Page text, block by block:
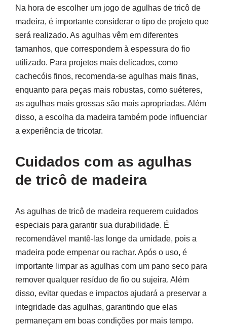
Na hora de escolher um jogo de agulhas de tricô de
madeira, é importante considerar o tipo de projeto que
será realizado. As agulhas vêm em diferentes
tamanhos, que correspondem à espessura do fio
utilizado. Para projetos mais delicados, como
cachecóis finos, recomenda-se agulhas mais finas,
enquanto para peças mais robustas, como suéteres,
as agulhas mais grossas são mais apropriadas. Além
disso, a escolha da madeira também pode influenciar
a experiência de tricotar.
Cuidados com as agulhas
de tricô de madeira
As agulhas de tricô de madeira requerem cuidados
especiais para garantir sua durabilidade. É
recomendável mantê-las longe da umidade, pois a
madeira pode empenar ou rachar. Após o uso, é
importante limpar as agulhas com um pano seco para
remover qualquer resíduo de fio ou sujeira. Além
disso, evitar quedas e impactos ajudará a preservar a
integridade das agulhas, garantindo que elas
permaneçam em boas condições por mais tempo.